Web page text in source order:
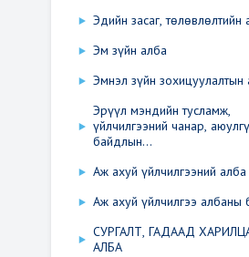
Эдийн засаг, төлөвлөлтийн
Эм зүйн алба
Эмнэл зүйн зохицуулалтын
Эрүүл мэндийн тусламж,
үйлчилгээний чанар,
байдлын...
Аж ахуй үйлчилгээний алба
Аж ахуй үйлчилгээ албаны
СУРГАЛТ, ГАДААД
АЛБА